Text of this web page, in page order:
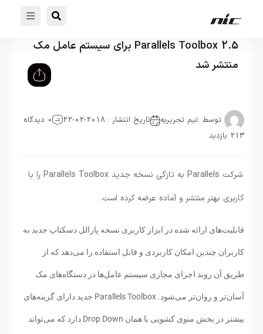
Parallels Toolbox 2.5 برای سیستم عامل مک
منتشر شد
توسط :تیم تحریریه تاریخ انتشار : 2018-02-22
0 دیدگاه
213 بازدید
شرکت Parallels به تازگی نسخه جدید Parallels Toolbox را با
کاربری بهتر منتشر و آماده عرضه کرده است.
قابلیت‌های ارائه شده در ابزار کاربری نسخه پارالل دسکتاپ جدید به
کاربران چندین امکان کاربردی و قابل استفاده را می‌دهد که از
طریق آن روند اجرای مجازی سیستم عامل‌ها در دستگاه‌های مک
آسان‌تر و روان‌تر می‌شود. Parallels Toolbox جدید دارای گزینه‌های
بیشتر در بخش منوی کشویی با همان Drop Down دارد که می‌تواند